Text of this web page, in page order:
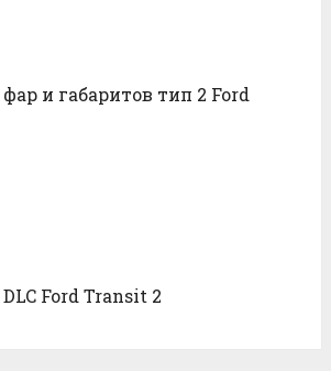
и габаритов тип 2 Ford
Ford Transit 2